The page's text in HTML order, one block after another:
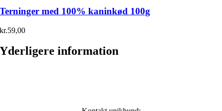
Terninger med 100% kaninkød 100g
kr.59,00
Yderligere information